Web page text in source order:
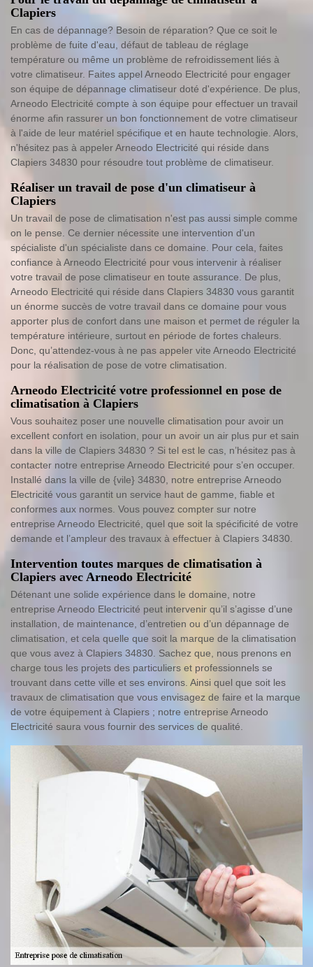
Clapiers
En cas de dépannage? Besoin de réparation? Que ce soit le
problème de fuite d'eau, défaut de tableau de réglage
température ou même un problème de refroidissement liés à
votre climatiseur. Faites appel Arneodo Electricité pour engager
son équipe de dépannage climatiseur doté d'expérience. De plus,
Arneodo Electricité compte à son équipe pour effectuer un travail
énorme afin rassurer un bon fonctionnement de votre climatiseur
à l'aide de leur matériel spécifique et en haute technologie. Alors,
n'hésitez pas à appeler Arneodo Electricité qui réside dans
Clapiers 34830 pour résoudre tout problème de climatiseur.
Réaliser un travail de pose d'un climatiseur à
Clapiers
Un travail de pose de climatisation n'est pas aussi simple comme
on le pense. Ce dernier nécessite une intervention d'un
spécialiste d'un spécialiste dans ce domaine. Pour cela, faites
confiance à Arneodo Electricité pour vous intervenir à réaliser
votre travail de pose climatiseur en toute assurance. De plus,
Arneodo Electricité qui réside dans Clapiers 34830 vous garantit
un énorme succès de votre travail dans ce domaine pour vous
apporter plus de confort dans une maison et permet de réguler la
température intérieure, surtout en période de fortes chaleurs.
Donc, qu’attendez-vous à ne pas appeler vite Arneodo Electricité
pour la réalisation de pose de votre climatisation.
Arneodo Electricité votre professionnel en pose de
climatisation à Clapiers
Vous souhaitez poser une nouvelle climatisation pour avoir un
excellent confort en isolation, pour un avoir un air plus pur et sain
dans la ville de Clapiers 34830 ? Si tel est le cas, n’hésitez pas à
contacter notre entreprise Arneodo Electricité pour s’en occuper.
Installé dans la ville de {vile} 34830, notre entreprise Arneodo
Electricité vous garantit un service haut de gamme, fiable et
conformes aux normes. Vous pouvez compter sur notre
entreprise Arneodo Electricité, quel que soit la spécificité de votre
demande et l’ampleur des travaux à effectuer à Clapiers 34830.
Intervention toutes marques de climatisation à
Clapiers avec Arneodo Electricité
Détenant une solide expérience dans le domaine, notre
entreprise Arneodo Electricité peut intervenir qu’il s’agisse d’une
installation, de maintenance, d’entretien ou d’un dépannage de
climatisation, et cela quelle que soit la marque de la climatisation
que vous avez à Clapiers 34830. Sachez que, nous prenons en
charge tous les projets des particuliers et professionnels se
trouvant dans cette ville et ses environs. Ainsi quel que soit les
travaux de climatisation que vous envisagez de faire et la marque
de votre équipement à Clapiers ; notre entreprise Arneodo
Electricité saura vous fournir des services de qualité.